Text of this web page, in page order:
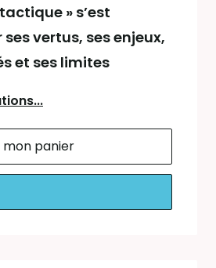
» s’est
vertus, ses enjeux,
et ses limites
mon panier